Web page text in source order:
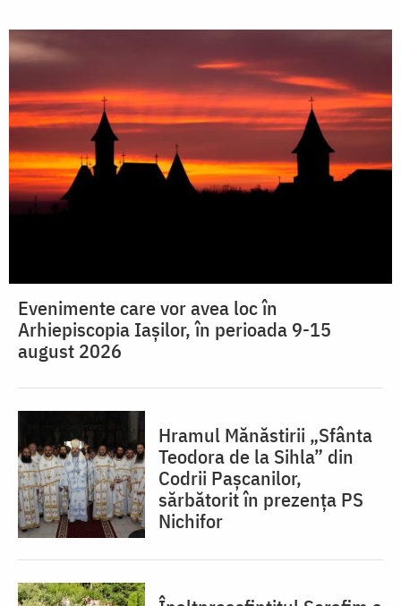
Evenimente care vor avea loc în
Arhiepiscopia Iaşilor, în perioada 9-15
august 2026
Hramul Mănăstirii „Sfânta
Teodora de la Sihla” din
Codrii Pașcanilor,
sărbătorit în prezența PS
Nichifor